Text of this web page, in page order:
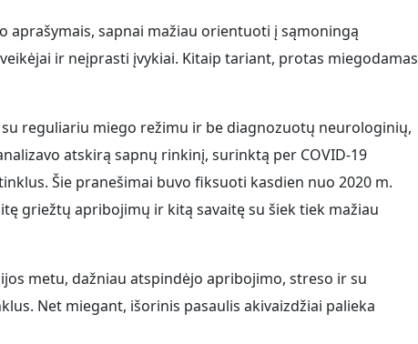
aprašymais, sapnai mažiau orientuoti į sąmoningą
ir neįprasti įvykiai. Kitaip tariant, protas miegodamas
reguliariu miego režimu ir be diagnozuotų neurologinių,
atskirą sapnų rinkinį, surinktą per COVID-19
Šie pranešimai buvo fiksuoti kasdien nuo 2020 m.
griežtų apribojimų ir kitą savaitę su šiek tiek mažiau
metu, dažniau atspindėjo apribojimo, streso ir su
Net miegant, išorinis pasaulis akivaizdžiai palieka